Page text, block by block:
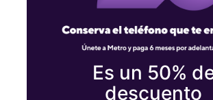
Es un 50%
descuento